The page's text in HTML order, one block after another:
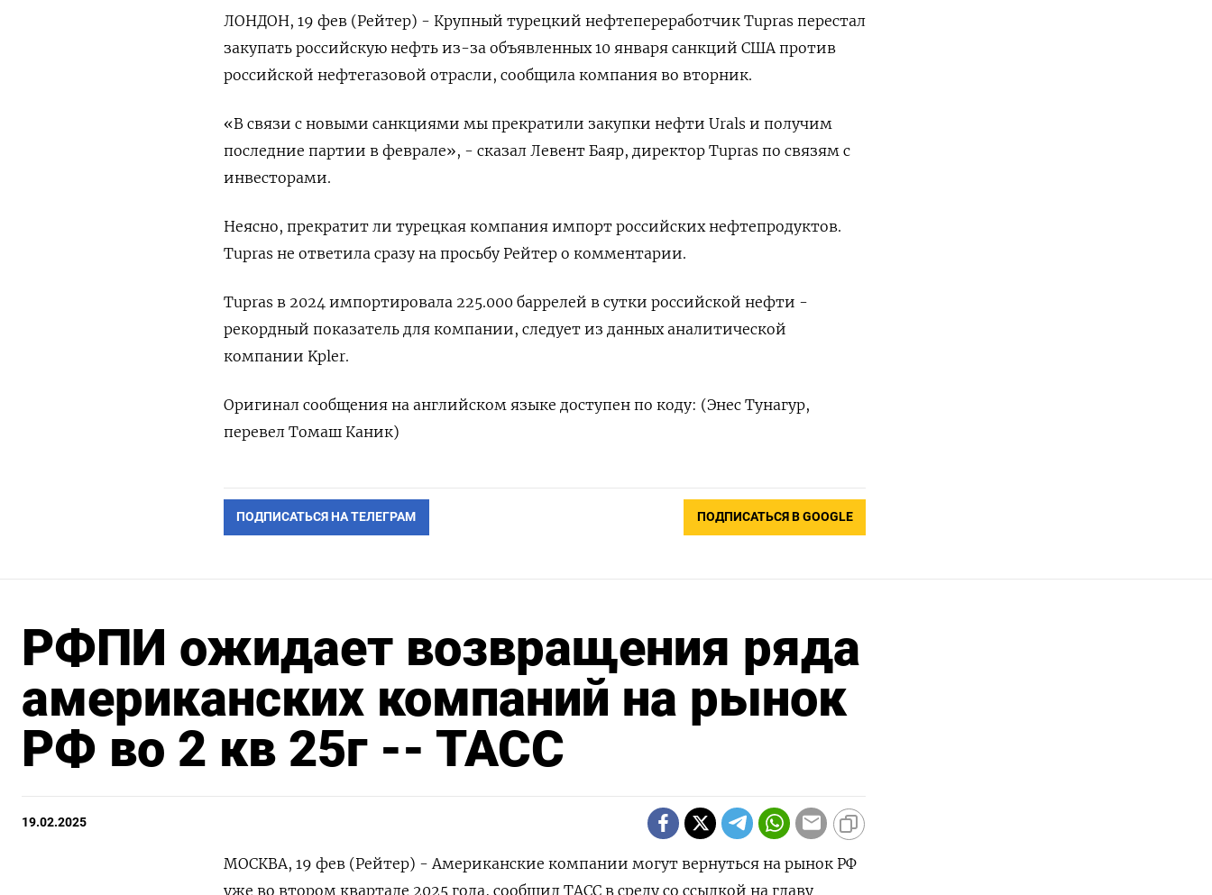
ЛОНДОН, 19 фев (Рейтер) - Крупный турецкий нефтепереработчик Tupras перестал
закупать российскую нефть из-за объявленных 10 января санкций США против
российской нефтегазовой отрасли, сообщила компания во вторник.
«В связи с новыми санкциями мы прекратили закупки нефти Urals и получим
последние партии в феврале», - сказал Левент Баяр, директор Tupras по связям с
инвесторами.
Неясно, прекратит ли турецкая компания импорт российских нефтепродуктов.
Tupras не ответила сразу на просьбу Рейтер о комментарии.
Tupras в 2024 импортировала 225.000 баррелей в сутки российской нефти -
рекордный показатель для компании, следует из данных аналитической
компании Kpler.
Оригинал сообщения на английском языке доступен по коду: (Энес Тунагур,
перевел Томаш Каник)
ПОДПИСАТЬСЯ НА ТЕЛЕГРАМ ПОДПИСАТЬСЯ В GOOGLE
РФПИ ожидает возвращения ряда
американских компаний на рынок
РФ во 2 кв 25г -- ТАСС
19.02.2025
МОСКВА, 19 фев (Рейтер) - Американские компании могут вернуться на рынок РФ
уже во втором квартале 2025 года, сообщил ТАСС в среду со ссылкой на главу